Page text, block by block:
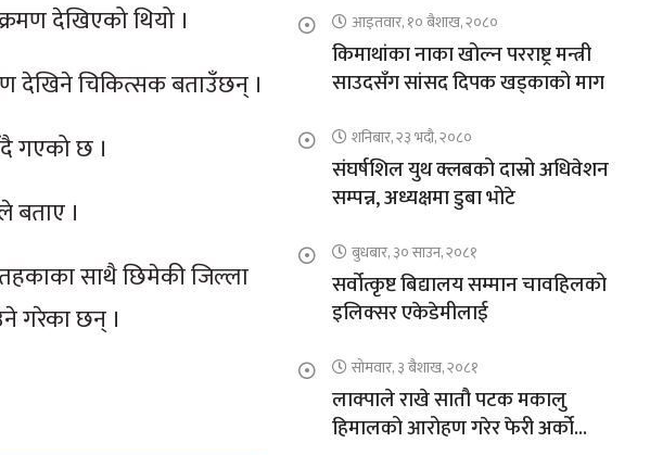
देखिएको थियो ।
देखिने चिकित्सक बताउँछन् ।
गएको छ ।
बताए ।
साथै छिमेकी जिल्ला
गरेका छन् ।
आइतवार, १० बैशाख, २०८०
किमाथांका नाका खोल्न परराष्ट्र मन्त्री
साउदसँग सांसद दिपक खड्काको माग
शनिबार, २३ भदौ, २०८०
संघर्षशिल युथ क्लबको दास्रो अधिवेशन
सम्पन्न, अध्यक्षमा डुबा भोटे
बुधबार, ३० साउन, २०८१
सर्वोत्कृष्ट बिद्यालय सम्मान चावहिलको
इलिक्सर एकेडेमीलाई
सोमवार, ३ बैशाख, २०८१
लाक्पाले राखे सातौ पटक मकालु
हिमालको आरोहण गरेर फेरी अर्को